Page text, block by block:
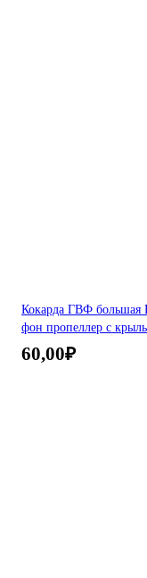
Кокарда ГВФ большая
фон пропеллер с
60,00₽